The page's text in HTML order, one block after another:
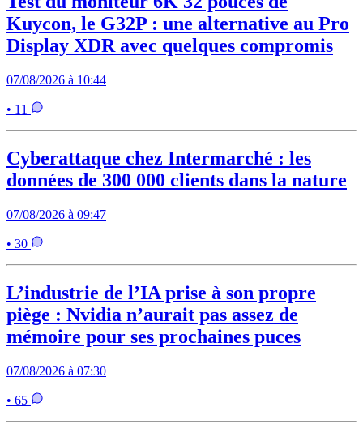
Kuycon, le G32P : une alternative au Pro
Display XDR avec quelques compromis
07/08/2026 à 10:44
• 11
Cyberattaque chez Intermarché : les
données de 300 000 clients dans la nature
07/08/2026 à 09:47
• 30
L’industrie de l’IA prise à son propre
piège : Nvidia n’aurait pas assez de
mémoire pour ses prochaines puces
07/08/2026 à 07:30
• 65